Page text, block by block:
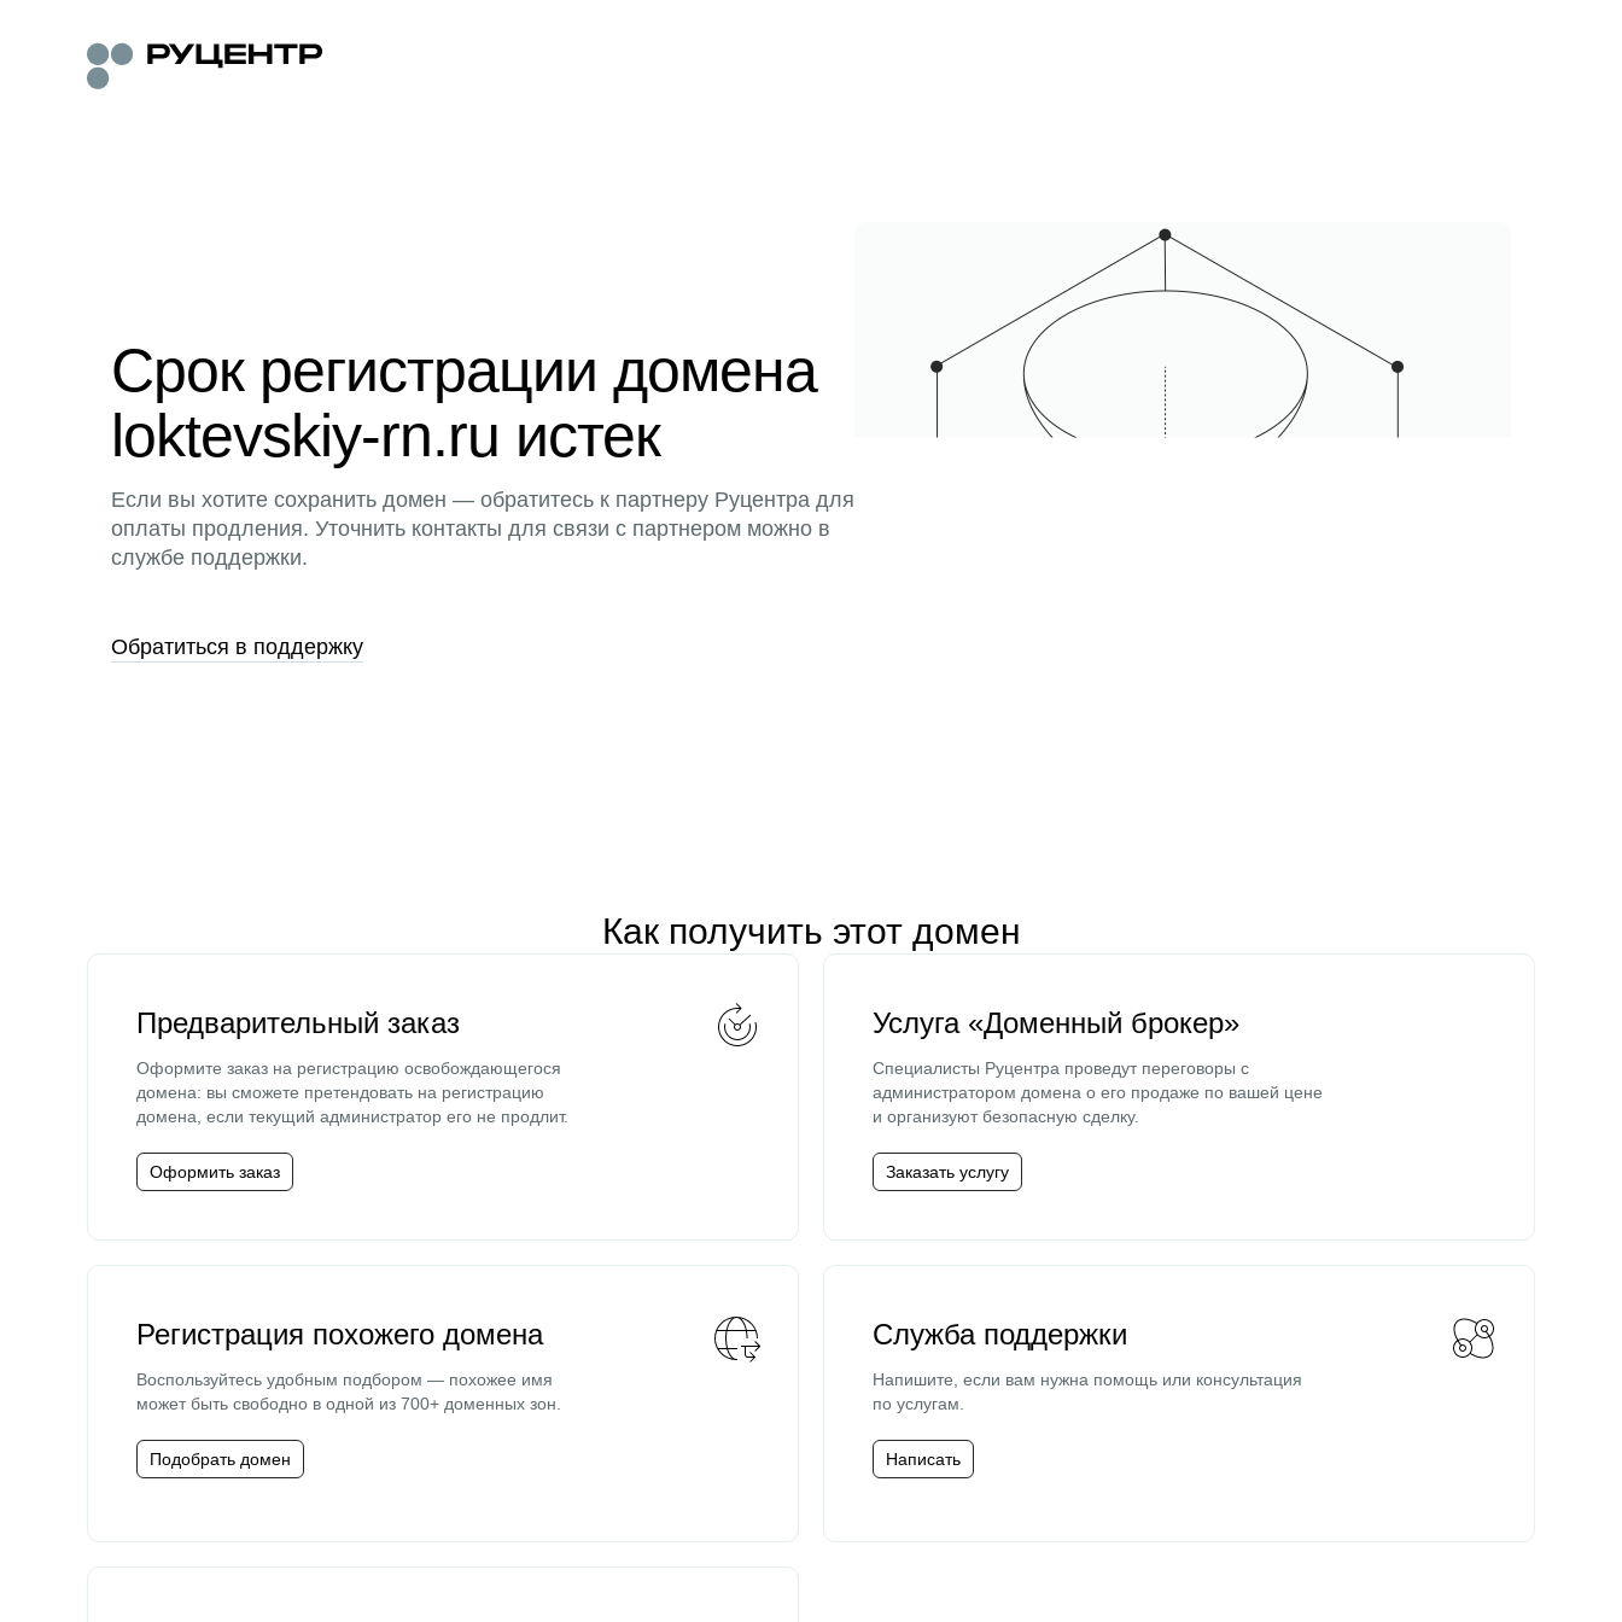
Срок регистрации домена
loktevskiy-rn.ru истек
Если вы хотите сохранить домен — обратитесь к партнеру Руцентра для
оплаты продления. Уточнить контакты для связи с партнером можно в
службе поддержки.
Обратиться в поддержку
Как получить этот домен
Предварительный заказ
Оформите заказ на регистрацию освобождающегося
домена: вы сможете претендовать на регистрацию
домена, если текущий администратор его не продлит.
Оформить заказ
Услуга «Доменный брокер»
Специалисты Руцентра проведут переговоры с
администратором домена о его продаже по вашей цене
и организуют безопасную сделку.
Заказать услугу
Регистрация похожего домена
Воспользуйтесь удобным подбором — похожее имя
может быть свободно в одной из 700+ доменных зон.
Подобрать домен
Служба поддержки
Напишите, если вам нужна помощь или консультация
по услугам.
Написать